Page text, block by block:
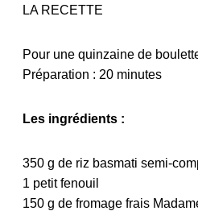
LA RECETTE
Pour une quinzaine de
Préparation : 20 minutes
Les ingrédients :
350 g de riz basmati semi-
1 petit fenouil
150 g de fromage frais